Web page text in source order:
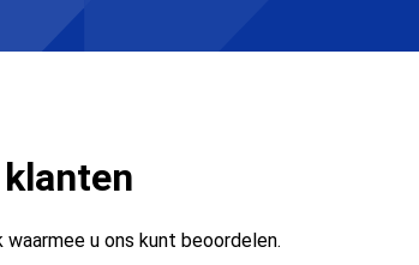
u ons kunt beoordelen.